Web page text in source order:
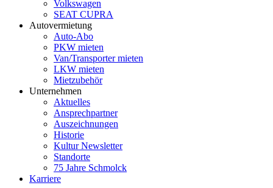
Volkswagen
SEAT CUPRA
Autovermietung
Auto-Abo
PKW mieten
Van/Transporter mieten
LKW mieten
Mietzubehör
Unternehmen
Aktuelles
Ansprechpartner
Auszeichnungen
Historie
Kultur Newsletter
Standorte
75 Jahre Schmolck
Karriere